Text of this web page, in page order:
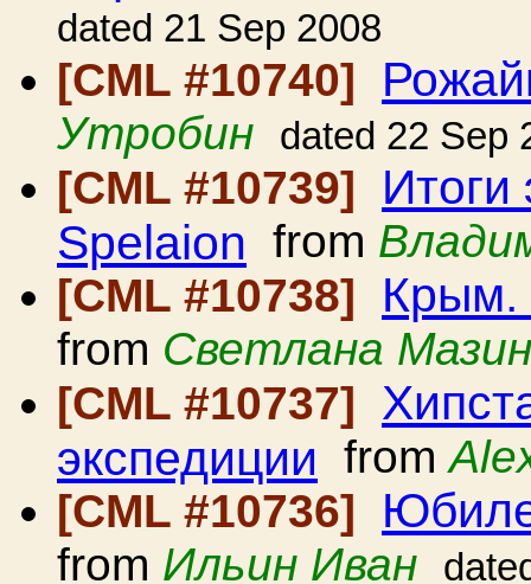
dated 21 Sep 2008
[CML #10740]
Утробин dated 22 Sep
[CML #10739] Итоги
Spelaion from
[CML #10738]
Крым.
from Светлана
[CML #10737]
экспедиции from
[CML #10736]
from Ильин Иван